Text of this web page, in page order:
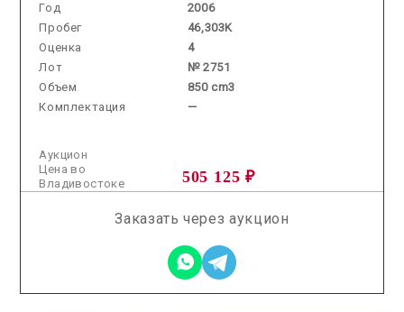
Год
2006
Пробег
46,303K
Оценка
4
Лот
№ 2751
Объем
850 cm3
Комплектация
—
Аукцион
505 125 ₽
Цена во
Владивостоке
Заказать через аукцион